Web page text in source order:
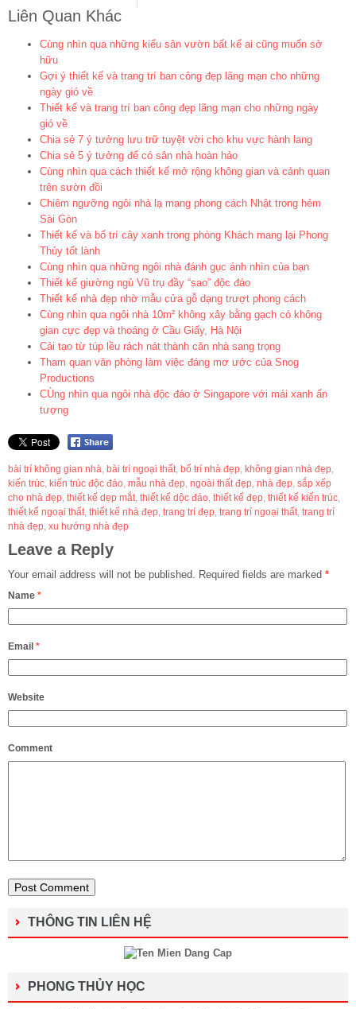
Liên Quan Khác
Cùng nhìn qua những kiểu sân vườn bất kể ai cũng muốn sở
hữu
Gợi ý thiết kế và trang trí ban công đẹp lãng mạn cho những
ngày gió về
Thiết kế và trang trí ban công đẹp lãng mạn cho những ngày
gió về
Chia sẻ 7 ý tưởng lưu trữ tuyệt vời cho khu vực hành lang
Chia sẻ 5 ý tưởng để có sân nhà hoàn hảo
Cùng nhìn qua cách thiết kế mở rộng không gian và cảnh quan
trên sườn đồi
Chiêm ngưỡng ngôi nhà lạ mang phong cách Nhật trong hẻm
Sài Gòn
Thiết kế và bố trí cây xanh trong phòng Khách mang lại Phong
Thủy tốt lành
Cùng nhìn qua những ngôi nhà đánh gục ánh nhìn của bạn
Thiết kế giường ngủ Vũ trụ đầy “sao” độc đáo
Thiết kế nhà đẹp nhờ mẫu cửa gỗ dạng trượt phong cách
Cùng nhìn qua ngôi nhà 10m² không xây bằng gạch có không
gian cực đẹp và thoáng ở Cầu Giấy, Hà Nội
Cải tạo từ túp lều rách nát thành căn nhà sang trọng
Tham quan văn phòng làm việc đáng mơ ước của Snog
Productions
CÙng nhìn qua ngôi nhà độc đáo ở Singapore với mái xanh ấn
tượng
bài trí không gian nhà, bài trí ngoại thất, bố trí nhà đẹp, không gian nhà đẹp,
kiến trúc, kiến trúc độc đáo, mẫu nhà đẹp, ngoài thất đẹp, nhà đẹp, sắp xếp
cho nhà đẹp, thiết kế dẹp mắt, thiết kế dộc đáo, thiết kế đẹp, thiết kế kiến trúc,
thiết kế ngoại thất, thiết kế nhà đẹp, trang trí đẹp, trang trí ngoại thất, trang trí
nhà đẹp, xu hướng nhà đẹp
Leave a Reply
Your email address will not be published. Required fields are marked *
Name *
Email *
Website
Comment
THÔNG TIN LIÊN HỆ
PHONG THỦY HỌC